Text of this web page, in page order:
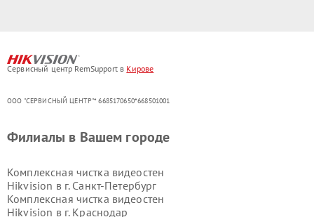
Сервисный центр RemSupport в Кирове
ООО "СЕРВИСНЫЙ ЦЕНТР"* 6685170650*668501001
Филиалы в Вашем городе
Комплексная чистка видеостен
Hikvision в г. Санкт-Петербург
Комплексная чистка видеостен
Hikvision в г. Краснодар